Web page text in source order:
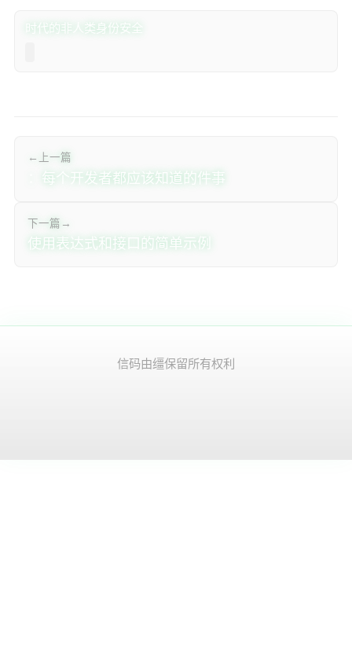
AI时代的非人类身份安全
← 上一篇
Java Stream API：每个开发者都应该知道的 3 件事
下一篇 →
使用Lambda表达式和接口的简单Java 8 Predicate示例
© 2026 信码由缰. 保留所有权利.